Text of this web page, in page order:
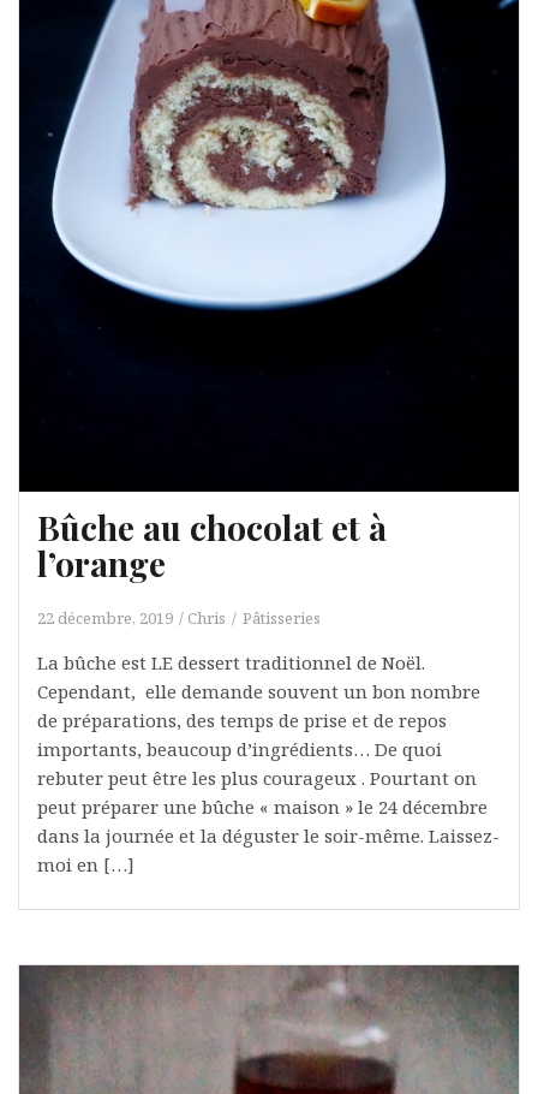
Bûche au chocolat et à
l’orange
22 décembre, 2019 Chris Pâtisseries
La bûche est LE dessert traditionnel de Noël.
Cependant, elle demande souvent un bon nombre
de préparations, des temps de prise et de repos
importants, beaucoup d’ingrédients… De quoi
rebuter peut être les plus courageux . Pourtant on
peut préparer une bûche « maison » le 24 décembre
dans la journée et la déguster le soir-même. Laissez-
moi en […]